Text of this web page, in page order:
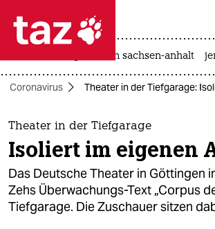
 taz zahl ich
taz zahl ich
themen
politik
öko
gesellschaft
landtagswahl in sachsen-anhalt
Coronavirus Theater in der Tiefgarage:
Theater in der Tiefgarage
Isoliert im eigenen
Das Deutsche Theater in Göttingen
Zehs Überwachungs-Text „Corpus
Tiefgarage. Die Zuschauer sitzen